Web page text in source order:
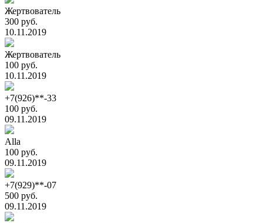
Жертвователь
300 руб.
10.11.2019
Жертвователь
100 руб.
10.11.2019
+7(926)**-33
100 руб.
09.11.2019
Alla
100 руб.
09.11.2019
+7(929)**-07
500 руб.
09.11.2019